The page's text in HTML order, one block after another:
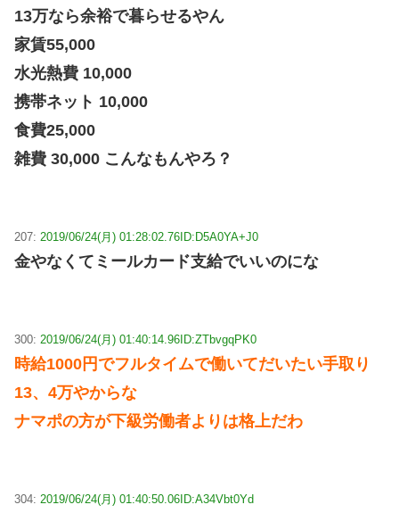
13万なら余裕で暮らせるやん
家賃55,000
水光熱費 10,000
携帯ネット 10,000
食費25,000
雑費 30,000 こんなもんやろ？
207: 2019/06/24(月) 01:28:02.76ID:D5A0YA+J0
金やなくてミールカード支給でいいのにな
300: 2019/06/24(月) 01:40:14.96ID:ZTbvgqPK0
時給1000円でフルタイムで働いてだいたい手取り
13、4万やからな
ナマポの方が下級労働者よりは格上だわ
304: 2019/06/24(月) 01:40:50.06ID:A34Vbt0Yd